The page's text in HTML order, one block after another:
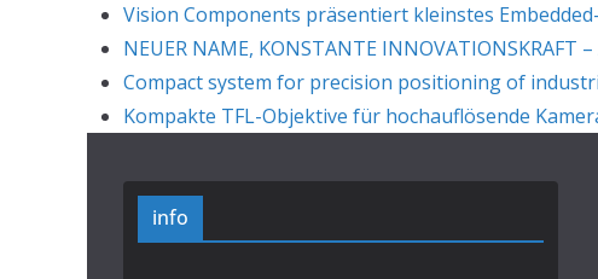
Vision Components präsentiert kleinstes
NEUER NAME, KONSTANTE INNOVATIONSKRAFT –
Compact system for precision positioning of
Kompakte TFL-Objektive für hochauflösende
info